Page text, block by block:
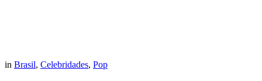
in Brasil, Celebridades, Pop